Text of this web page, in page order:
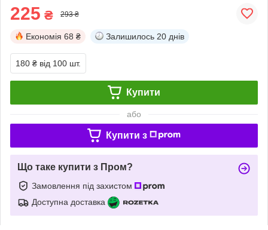
225 ₴ 293 ₴
Економія 68 ₴ Залишилось 20 днів
180 ₴ від 100 шт.
Купити
або
Купити з
Що таке купити з Пром?
Замовлення під захистом
Доступна доставка